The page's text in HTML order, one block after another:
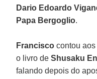
Dario Edoardo
Papa Bergoglio.
Francisco contou
o livro deShusaku
falando depois do